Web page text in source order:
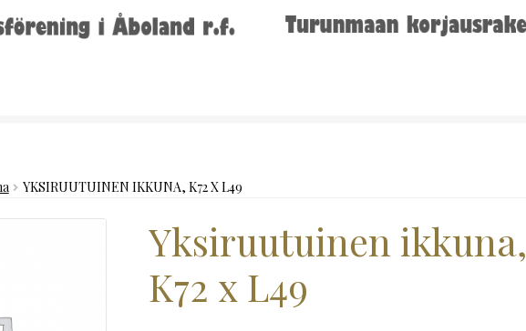
YKSIRUUTUINEN IKKUNA, K72 X L49
Yksiruutuinen ikkuna,
K72 x L49